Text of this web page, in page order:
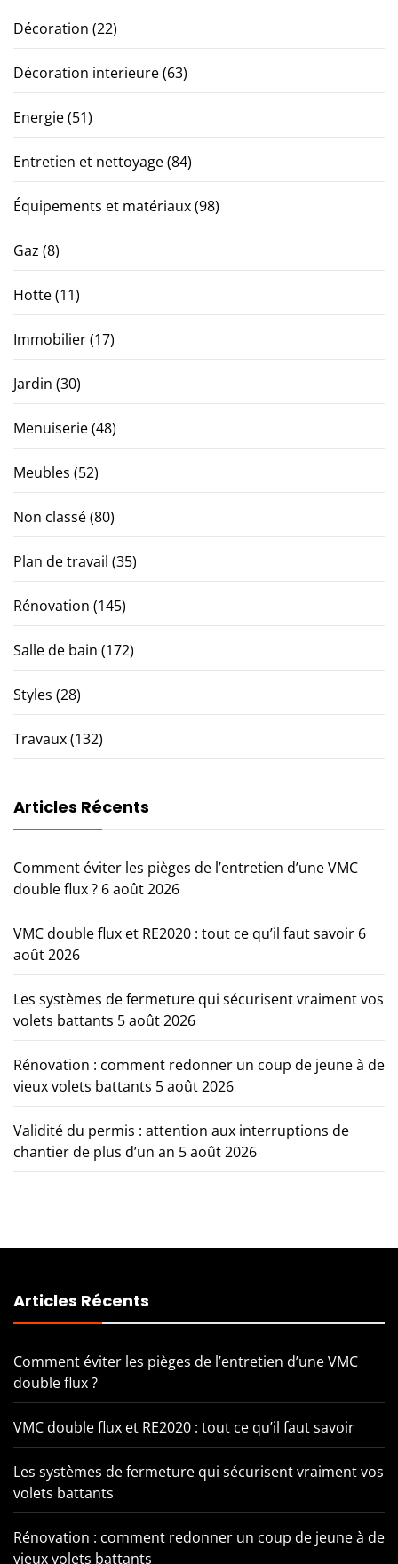
Décoration (22)
Décoration interieure(63)
Energie(51)
Entretien et nettoyage(84)
Équipements et matériaux(98)
Gaz (8)
Hotte(11)
Immobilier(17)
Jardin (30)
Menuiserie(48)
Meubles (52)
Non classé(80)
Plan de travail (35)
Rénovation (145)
Salle de bain (172)
Styles (28)
Travaux(132)
Articles Récents
Comment éviter les pièges de l’entretien d’une VMC
double flux ? 6 août 2026
VMC double flux et RE2020 : tout ce qu’il faut savoir 6
août 2026
Les systèmes de fermeture qui sécurisent vraiment vos
volets battants 5 août 2026
Rénovation : comment redonner un coup de jeune à de
vieux volets battants 5 août 2026
Validité du permis : attention aux interruptions de
chantier de plus d’un an 5 août 2026
Articles Récents
Comment éviter les pièges de l’entretien d’une VMC
double flux ?
VMC double flux et RE2020 : tout ce qu’il faut savoir
Les systèmes de fermeture qui sécurisent vraiment vos
volets battants
Rénovation : comment redonner un coup de jeune à de
vieux volets battants